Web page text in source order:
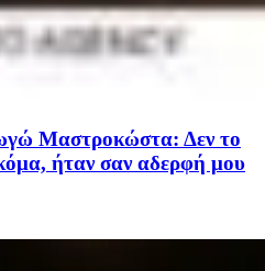
Μαστροκώστα: Δεν το
ήταν σαν αδερφή μου